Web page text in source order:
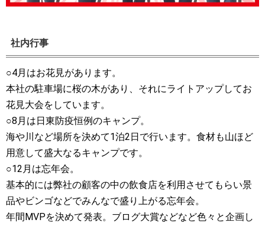
社内行事
○4月はお花見があります。
本社の駐車場に桜の木があり、それにライトアップしてお
花見大会をしています。
○8月は日東防疫恒例のキャンプ。
海や川など場所を決めて1泊2日で行います。食材も山ほど
用意して盛大なるキャンプです。
○12月は忘年会。
基本的には弊社の顧客の中の飲食店を利用させてもらい景
品やビンゴなどでみんなで盛り上がる忘年会。
年間MVPを決めて発表。ブログ大賞などなど色々と企画し